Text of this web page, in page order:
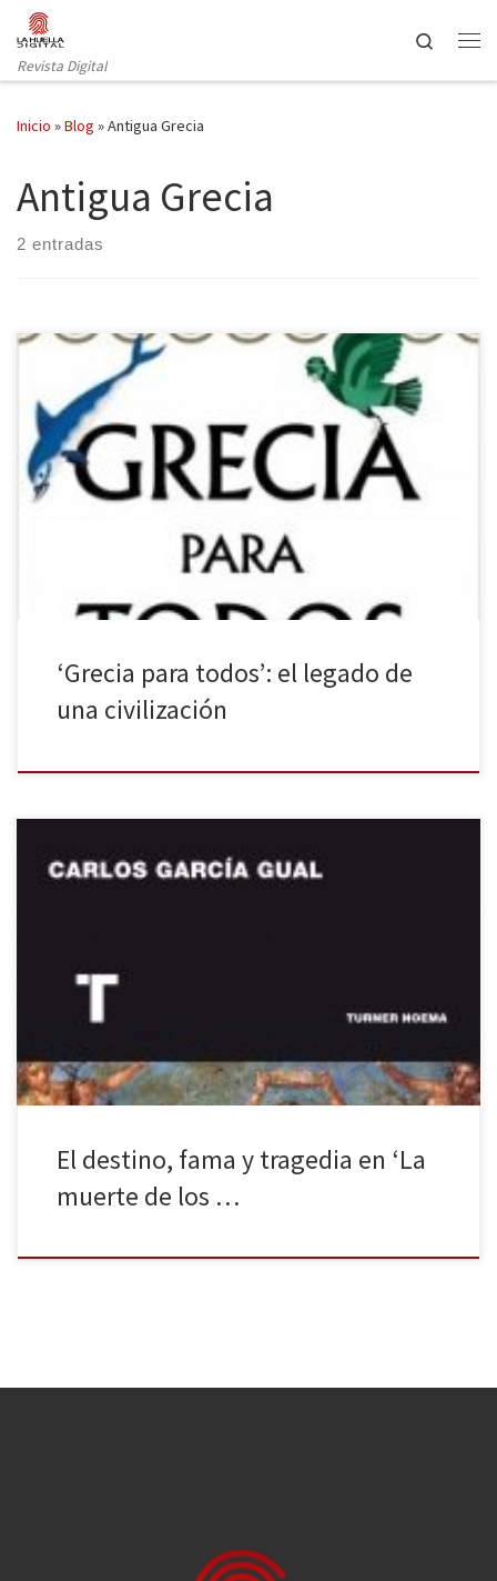
Saltar al contenido
Revista Digital
Search
Inicio »Blog »Antigua Grecia
Antigua Grecia
2 entradas
La historia de la Antigua Grecia, su cultura y su legado llega
a Espasa en forma de libro bajo el título Grecia para todos de la
pluma de Carlos García Gual. Uno de los referentes culturales de
Europa, concretamente de la Europa mediterránea, es el país
‘Grecia para todos’: el legado de
una civilización
ocasiones en que los autores clásicos han contado la historia de
El destino, fama y tragedia en ‘La
muerte de los …